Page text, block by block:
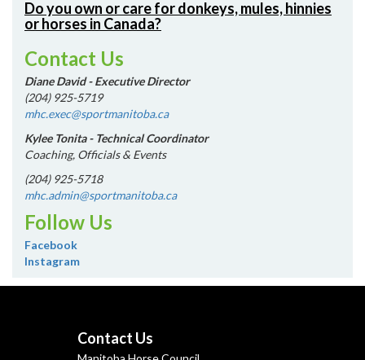
Do you own or care for donkeys, mules, hinnies
or horses in Canada?
Contact Us
Diane David - Executive Director
(204) 925-5719
mhc.exec@sportmanitoba.ca
Kylee Tonita - Technical Coordinator
Coaching, Officials & Events
(204) 925-5718
mhc.admin@sportmanitoba.ca
Follow Us
Facebook
Instagram
Contact Us